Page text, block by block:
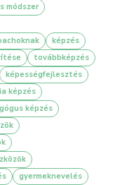
módszer
képzés
továbbképzés
képességfejlesztés
képzés
képzés
gyermeknevelés